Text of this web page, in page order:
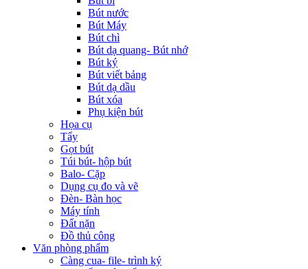
Bút nước
Bút Máy
Bút chì
Bút dạ quang- Bút nhớ
Bút ký
Bút viết bảng
Bút dạ dầu
Bút xóa
Phụ kiện bút
Họa cụ
Tẩy
Gọt bút
Túi bút- hộp bút
Balo- Cặp
Dụng cụ đo và vẽ
Đèn- Bàn học
Máy tính
Đất nặn
Đồ thủ công
Văn phòng phẩm
Càng cua- file- trình ký